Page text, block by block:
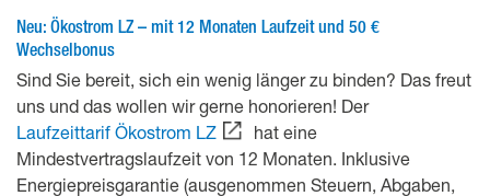
Neu: Ökostrom LZ – mit 12 Monaten Laufzeit und 50 €
Wechselbonus
Sind Sie bereit, sich ein wenig länger zu binden? Das freut
uns und das wollen wir gerne honorieren! Der
Laufzeittarif Ökostrom LZ
hat eine
Mindestvertragslaufzeit von 12 Monaten. Inklusive
Energiepreisgarantie (ausgenommen Steuern, Abgaben,